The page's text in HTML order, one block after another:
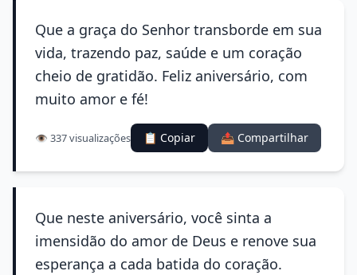
Que a graça do Senhor transborde em sua
vida, trazendo paz, saúde e um coração
cheio de gratidão. Feliz aniversário, com
muito amor e fé!
👁️ 337 visualizações 📋 Copiar 📤 Compartilhar
Que neste aniversário, você sinta a
imensidão do amor de Deus e renove sua
esperança a cada batida do coração.